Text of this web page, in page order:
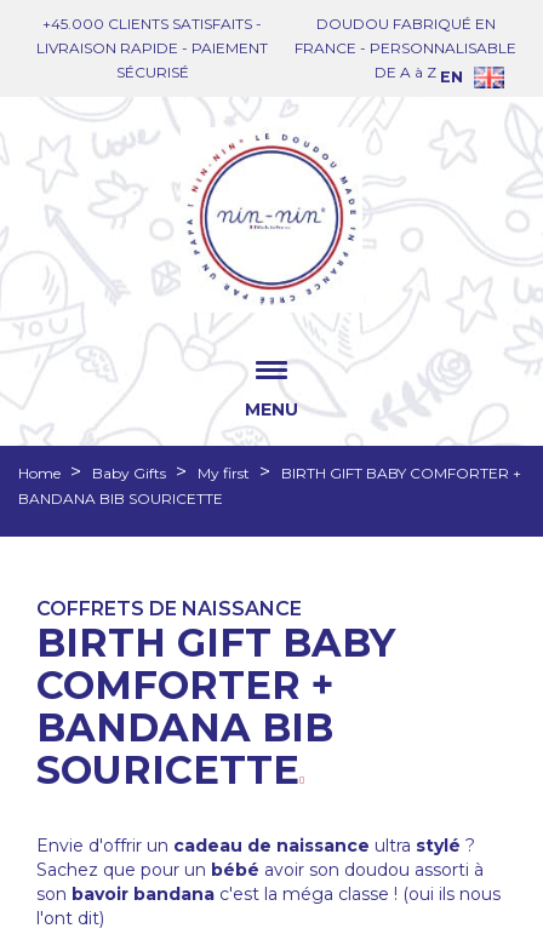
+45.000 CLIENTS SATISFAITS -
LIVRAISON RAPIDE - PAIEMENT
SÉCURISÉ
DOUDOU FABRIQUÉ EN
FRANCE - PERSONNALISABLE
DE A à Z EN
MENU
Home Baby Gifts My first
BIRTH GIFT BABY COMFORTER +
BANDANA BIB SOURICETTE
COFFRETS DE NAISSANCE
BIRTH GIFT BABY
COMFORTER +
BANDANA BIB
SOURICETTE
Envie d'offrir un cadeau de naissance ultra stylé ?
Sachez que pour un bébé avoir son doudou assorti à
son bavoir bandana c'est la méga classe ! (oui ils nous
l'ont dit)